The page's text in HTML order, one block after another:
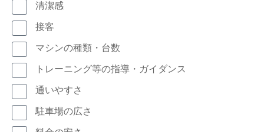
清潔感
接客
マシンの種類・台数
トレーニング等の指導・ガイダンス
通いやすさ
駐車場の広さ